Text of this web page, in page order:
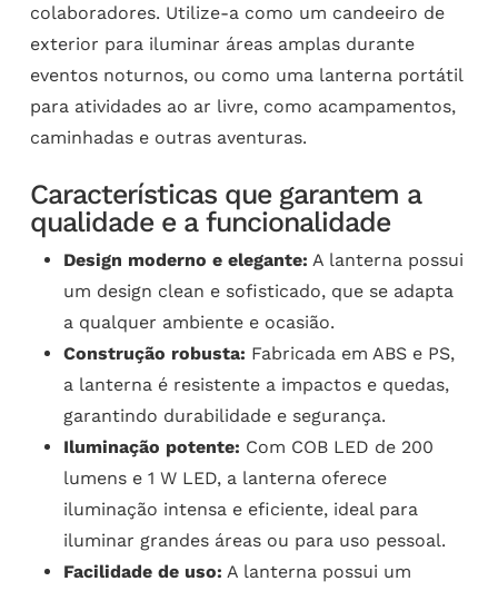
colaboradores. Utilize-a como um candeeiro de
exterior para iluminar áreas amplas durante
eventos noturnos, ou como uma lanterna portátil
para atividades ao ar livre, como acampamentos,
caminhadas e outras aventuras.
Características que garantem a
qualidade e a funcionalidade
Design moderno e elegante: A lanterna possui
um design clean e sofisticado, que se adapta
a qualquer ambiente e ocasião.
Construção robusta: Fabricada em ABS e PS,
a lanterna é resistente a impactos e quedas,
garantindo durabilidade e segurança.
Iluminação potente: Com COB LED de 200
lumens e 1 W LED, a lanterna oferece
iluminação intensa e eficiente, ideal para
iluminar grandes áreas ou para uso pessoal.
Facilidade de uso: A lanterna possui um